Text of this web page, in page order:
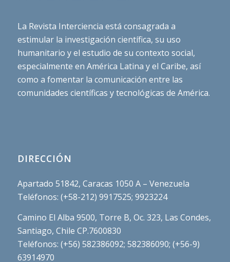
La Revista Interciencia está consagrada a
estimular la investigación científica, su uso
humanitario y el estudio de su contexto social,
especialmente en América Latina y el Caribe, así
como a fomentar la comunicación entre las
comunidades científicas y tecnológicas de América.
DIRECCIÓN
Apartado 51842, Caracas 1050 A – Venezuela
Teléfonos: (+58-212) 9917525; 9923224
Camino El Alba 9500, Torre B, Oc. 323, Las Condes,
Santiago, Chile CP.7600830
Teléfonos: (+56) 582386092; 582386090; (+56-9)
63914970